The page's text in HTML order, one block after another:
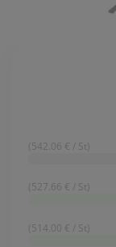
(542.06 € / St)
(527.66 € / St)
(514.00 € / St)